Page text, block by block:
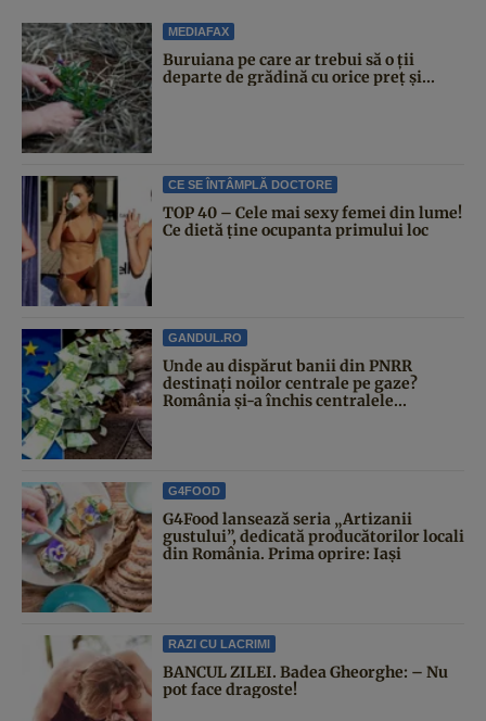
MEDIAFAX
Buruiana pe care ar trebui să o ții
departe de grădină cu orice preț și...
CE SE ÎNTÂMPLĂ DOCTORE
TOP 40 – Cele mai sexy femei din lume!
Ce dietă ține ocupanta primului loc
GANDUL.RO
Unde au dispărut banii din PNRR
destinați noilor centrale pe gaze?
România și-a închis centralele...
G4FOOD
G4Food lansează seria „Artizanii
gustului”, dedicată producătorilor locali
din România. Prima oprire: Iași
RAZI CU LACRIMI
BANCUL ZILEI. Badea Gheorghe: – Nu
pot face dragoste!